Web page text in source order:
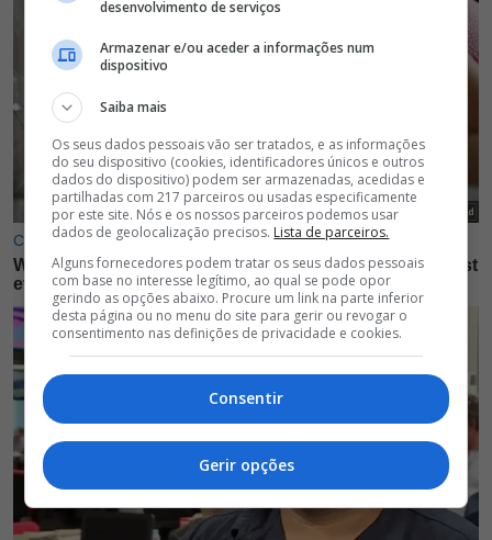
desenvolvimento de serviços
Armazenar e/ou aceder a informações num
dispositivo
Saiba mais
Os seus dados pessoais vão ser tratados, e as informações
do seu dispositivo (cookies, identificadores únicos e outros
dados do dispositivo) podem ser armazenadas, acedidas e
partilhadas com 217 parceiros ou usadas especificamente
por este site. Nós e os nossos parceiros podemos usar
dados de geolocalização precisos. Lista de parceiros.
Alguns fornecedores podem tratar os seus dados pessoais
com base no interesse legítimo, ao qual se pode opor
gerindo as opções abaixo. Procure um link na parte inferior
desta página ou no menu do site para gerir ou revogar o
consentimento nas definições de privacidade e cookies.
Consentir
Gerir opções